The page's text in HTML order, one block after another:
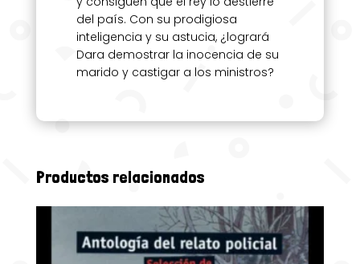
del país. Con su prodigiosa
inteligencia y su astucia, ¿logrará
Dara demostrar la inocencia de su
marido y castigar a los ministros?
Productos relacionados